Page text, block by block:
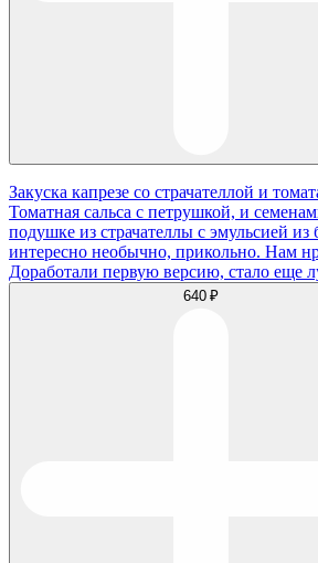
Закуска капрезе со страчателлой и
Томатная сальса с петрушкой, и
подушке из страчателлы с эмульсией из
интересно необычно, прикольно. Нам
Доработали первую версию, стало еще
640 ₽